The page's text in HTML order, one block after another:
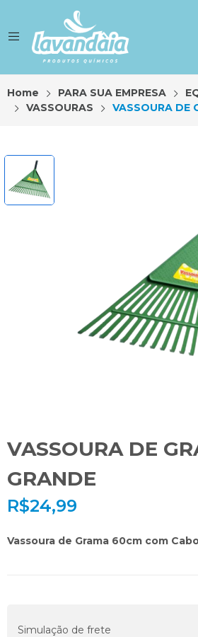
Home PARA SUA EMPRESA
VASSOURAS
VASSOURA DE
VASSOURA DE
GRANDE
R$24,99
Vassoura de Grama 60cm com
Simulação de frete